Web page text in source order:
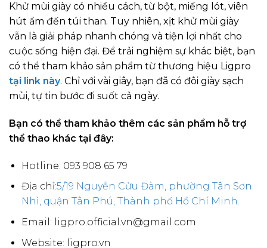
Khử mùi giày có nhiều cách, từ bột, miếng lót, viên
hút ẩm đến túi than. Tuy nhiên, xịt khử mùi giày
vẫn là giải pháp nhanh chóng và tiện lợi nhất cho
cuộc sống hiện đại. Để trải nghiệm sự khác biệt, bạn
có thể tham khảo sản phẩm từ thương hiệu Ligpro
tại link này. Chỉ với vài giây, bạn đã có đôi giày sạch
mùi, tự tin bước đi suốt cả ngày.
Bạn có thể tham khảo thêm các sản phẩm hỗ trợ
thể thao khác tại đây:
Hotline: 093 908 65 79
Địa chỉ:5/19 Nguyễn Cửu Đàm, phường Tân Sơn
Nhì, quận Tân Phú, Thành phố Hồ Chí Minh.
Email: ligpro.official.vn@gmail.com
Website: ligpro.vn